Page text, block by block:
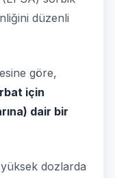
düzenli
göre,
için
dair bir
dozlarda